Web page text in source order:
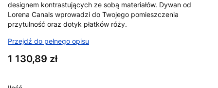
designem kontrastujących ze sobą materiałów. Dywan od
Lorena Canals wprowadzi do Twojego pomieszczenia
przytulność oraz dotyk płatków róży.
Przejdź do pełnego opisu
Cena
1 130,89 zł